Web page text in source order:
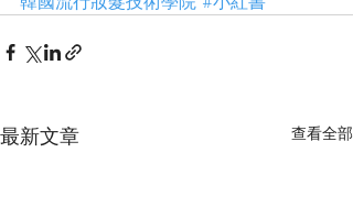
最新文章 查看全部